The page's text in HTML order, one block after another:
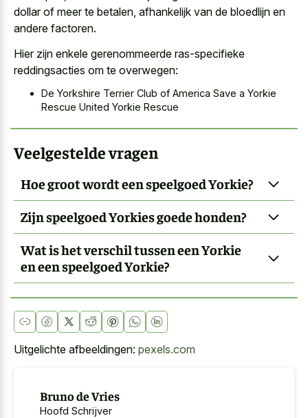
dollar of meer te betalen, afhankelijk van de bloedlijn en
andere factoren.
Hier zijn enkele gerenommeerde ras-specifieke
reddingsacties om te overwegen:
De Yorkshire Terrier Club of America Save a Yorkie
Rescue United Yorkie Rescue
Veelgestelde vragen
Hoe groot wordt een speelgoed Yorkie?
Zijn speelgoed Yorkies goede honden?
Wat is het verschil tussen een Yorkie
en een speelgoed Yorkie?
Uitgelichte afbeeldingen: pexels.com
Bruno de Vries
Hoofd Schrijver